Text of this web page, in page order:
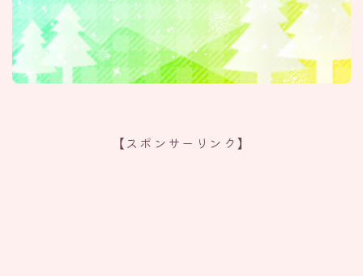
【スポンサーリンク】